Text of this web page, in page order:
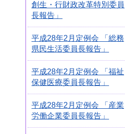
創生・行財政改革特別委員
長報告」
平成28年2月定例会 「総務
県民生活委員長報告」
平成28年2月定例会 「福祉
保健医療委員長報告」
平成28年2月定例会 「産業
労働企業委員長報告」